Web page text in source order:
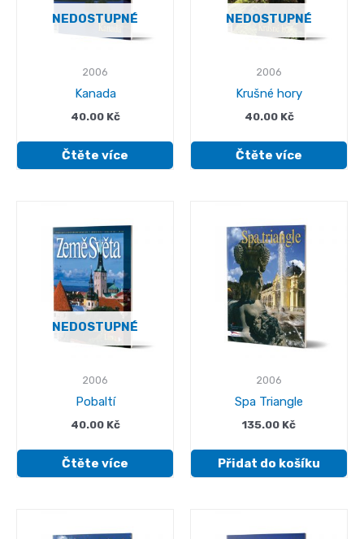
NEDOSTUPNÉ
2006
Kanada
40.00 Kč
Čtěte více
NEDOSTUPNÉ
2006
Krušné hory
40.00 Kč
Čtěte více
NEDOSTUPNÉ
2006
Pobaltí
40.00 Kč
Čtěte více
2006
Spa Triangle
135.00 Kč
Přidat do košíku